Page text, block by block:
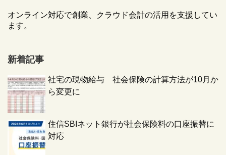
オンライン対応で創業、クラウド会計の活用を支援してい
ます。
新着記事
社宅の現物給与 社会保険の計算方法が10月か
ら変更に
住信SBIネット銀行が社会保険料の口座振替に
対応